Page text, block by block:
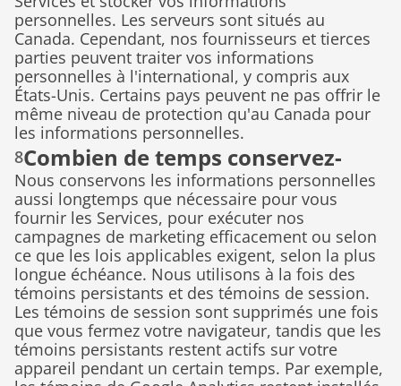
personnelles. Les serveurs sont situés au
Canada. Cependant, nos fournisseurs et tierces
parties peuvent traiter vos informations
personnelles à l'international, y compris aux
États-Unis. Certains pays peuvent ne pas offrir le
même niveau de protection qu'au Canada pour
les informations personnelles.
8Combien de temps conservez-
vous mes informations
personnelles ?
Nous conservons les informations personnelles
aussi longtemps que nécessaire pour vous
fournir les Services, pour exécuter nos
campagnes de marketing efficacement ou selon
ce que les lois applicables exigent, selon la plus
longue échéance. Nous utilisons à la fois des
témoins persistants et des témoins de session.
Les témoins de session sont supprimés une fois
que vous fermez votre navigateur, tandis que les
témoins persistants restent actifs sur votre
appareil pendant un certain temps. Par exemple,